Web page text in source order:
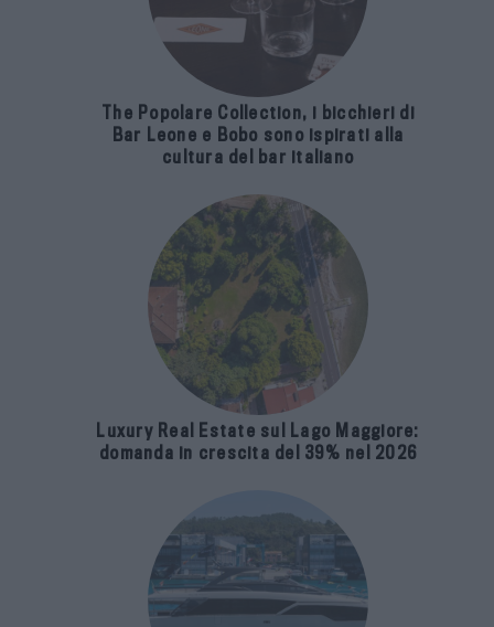
The Popolare Collection, i bicchieri di
Bar Leone e Bobo sono ispirati alla
cultura del bar italiano
Luxury Real Estate sul Lago Maggiore:
domanda in crescita del 39% nel 2026